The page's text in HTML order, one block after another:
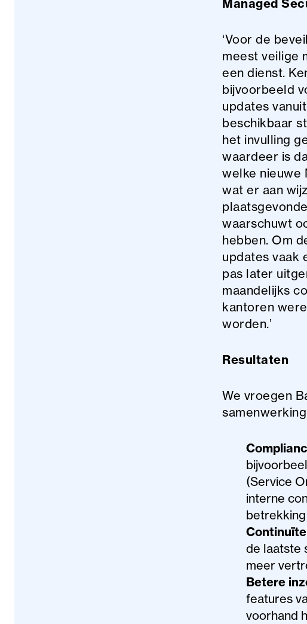
Managed
‘Voor de
meest veilige
een dienst.
bijvoorbeeld
updates
beschikbaar
het invulling
waardeer is
welke nieuwe
wat er aan
waarschuwt
hebben. Om
updates vaak
pas later
maandelijks
kantoren
worden.’
Resultaten
We vroegen
(Service
interne
de laatste
meer
Betere
features
voorhand